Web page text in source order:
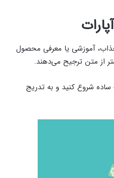
جذاب، آموزشی یا معرفی محصول
از متن ترجیح می‌دهند.
ساده شروع کنید و به تدریج